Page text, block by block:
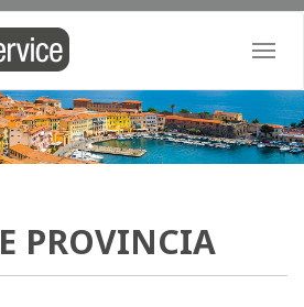
E PROVINCIA